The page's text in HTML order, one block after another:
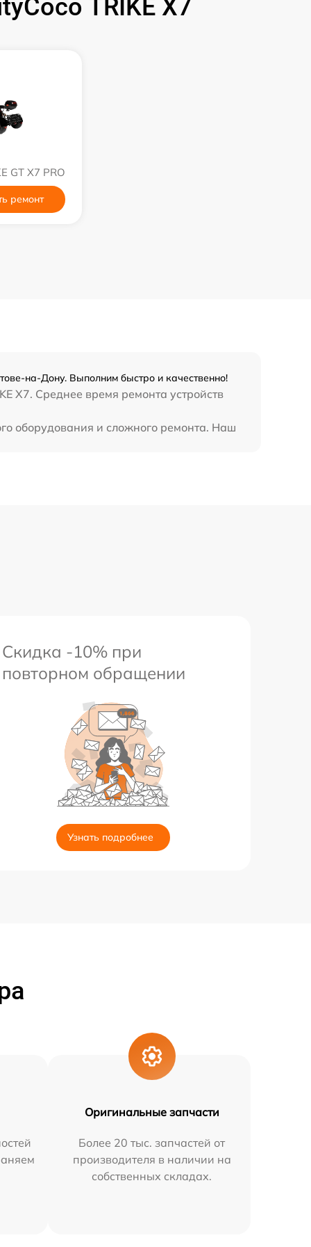
TRIKE X7
GT X7 PRO
ремонт
на-Дону. Выполним быстро и качественно!
X7. Среднее время ремонта устройств
оборудования и сложного ремонта. Наш
Скидка -10% при
повторном обращении
Узнать подробнее
Оригинальные запчасти
Более 20 тыс. запчастей от
производителя в наличии на
собственных складах.